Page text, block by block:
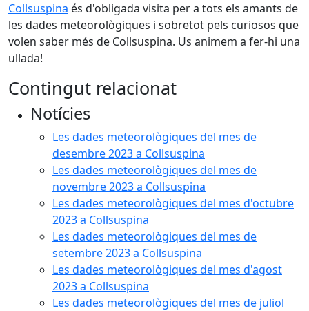
Collsuspina és d'obligada visita per a tots els amants de
les dades meteorològiques i sobretot pels curiosos que
volen saber més de Collsuspina. Us animem a fer-hi una
ullada!
Contingut relacionat
Notícies
Les dades meteorològiques del mes de
desembre 2023 a Collsuspina
Les dades meteorològiques del mes de
novembre 2023 a Collsuspina
Les dades meteorològiques del mes d'octubre
2023 a Collsuspina
Les dades meteorològiques del mes de
setembre 2023 a Collsuspina
Les dades meteorològiques del mes d'agost
2023 a Collsuspina
Les dades meteorològiques del mes de juliol